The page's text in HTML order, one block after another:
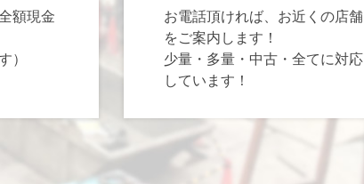
額現金
）
お電話頂ければ、お近くの店舗
をご案内します！
少量・多量・中古・全てに対応
しています！